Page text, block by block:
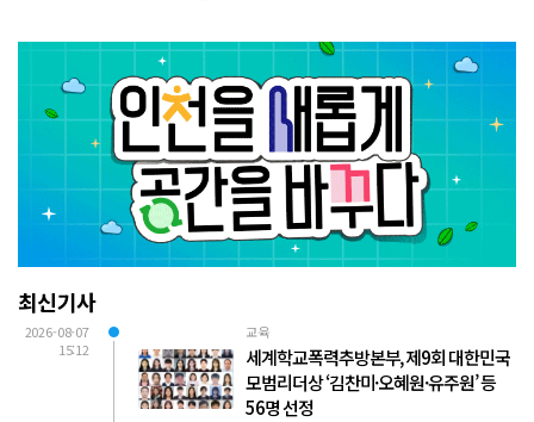
최신기사
2026-08-07
15:12
교육
세계학교폭력추방본부, 제9회 대한민국
모범리더상 ‘김찬미·오혜원·유주원’ 등
56명 선정